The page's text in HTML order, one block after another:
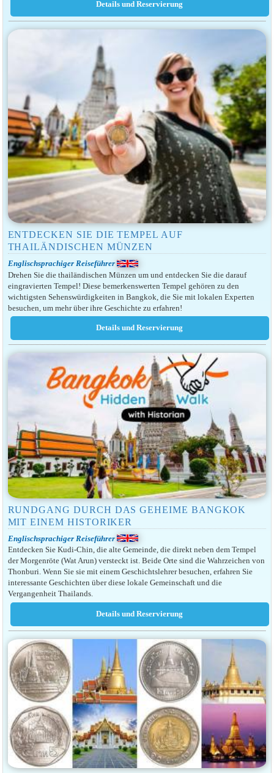
ENTDECKEN SIE DIE TEMPEL AUF
THAILÄNDISCHEN MÜNZEN
Englischsprachiger Reiseführer
Drehen Sie die thailändischen Münzen um und entdecken Sie die darauf
eingravierten Tempel! Diese bemerkenswerten Tempel gehören zu den
wichtigsten Sehenswürdigkeiten in Bangkok, die Sie mit lokalen Experten
besuchen, um mehr über ihre Geschichte zu erfahren!
RUNDGANG DURCH DAS GEHEIME BANGKOK
MIT EINEM HISTORIKER
Englischsprachiger Reiseführer
Entdecken Sie Kudi-Chin, die alte Gemeinde, die direkt neben dem Tempel
der Morgenröte (Wat Arun) versteckt ist. Beide Orte sind die Wahrzeichen von
Thonburi. Wenn Sie sie mit einem Geschichtslehrer besuchen, erfahren Sie
interessante Geschichten über diese lokale Gemeinschaft und die
Vergangenheit Thailands.